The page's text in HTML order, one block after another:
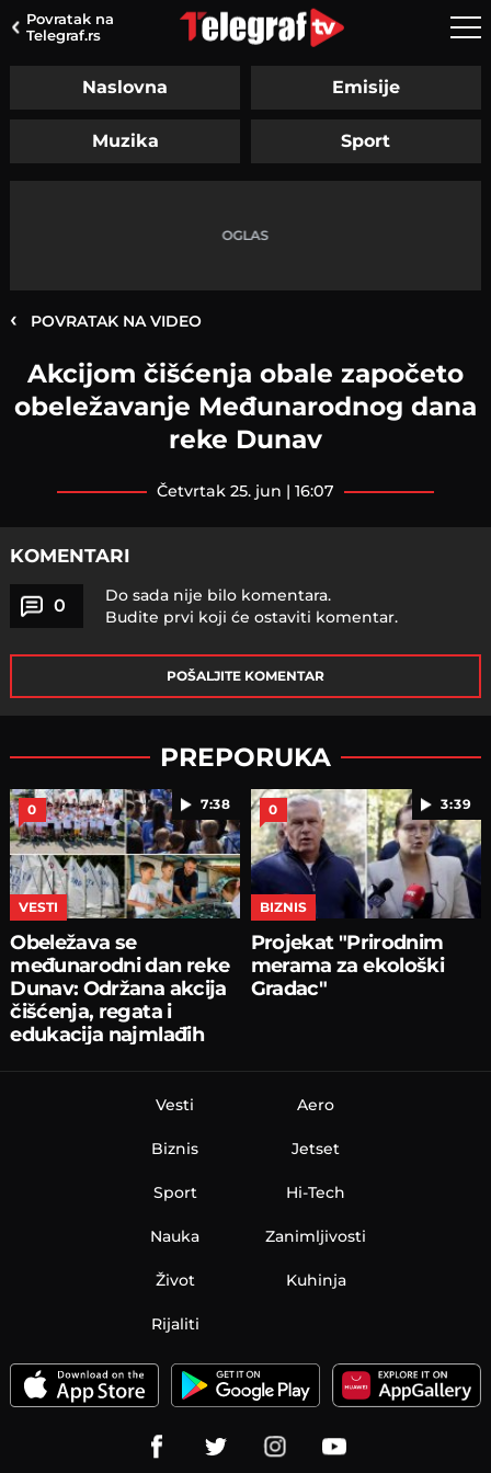
Povratak na
Telegraf.rs
Naslovna Emisije
Muzika Sport
‹ POVRATAK NA VIDEO
Akcijom čišćenja obale započeto
obeležavanje Međunarodnog dana
reke Dunav
četvrtak 25. jun | 16:07
KOMENTARI
0
Do sada nije bilo komentara.
Budite prvi koji će ostaviti komentar.
POŠALJITE KOMENTAR
PREPORUKA
7:38
0
VESTI
Obeležava se
međunarodni dan reke
Dunav: Održana akcija
čišćenja, regata i
edukacija najmlađih
3:39
0
BIZNIS
Projekat "Prirodnim
merama za ekološki
Gradac"
Vesti
Biznis
Sport
Nauka
Aero
Jetset
Hi-Tech
Zanimljivosti
Život Kuhinja
Rijaliti